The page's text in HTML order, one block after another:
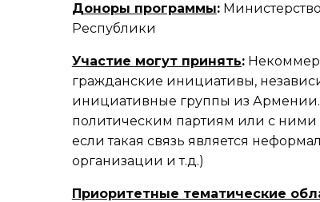
Доноры программы:
Республики
Участие могут принять:
гражданские инициативы,
инициативные группы из
политическим партиям или с
если такая связь является
организации и т.д.)
Приоритетные тематические